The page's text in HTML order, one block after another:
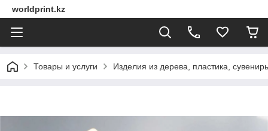
worldprint.kz
Товары и услуги Изделия из дерева, пластика,